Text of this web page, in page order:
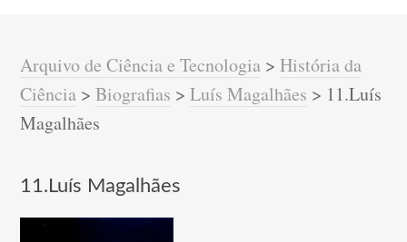
Arquivo de Ciência e Tecnologia >História da
Ciência >Biografias >Luís Magalhães > 11.Luís
Magalhães
11.Luís Magalhães